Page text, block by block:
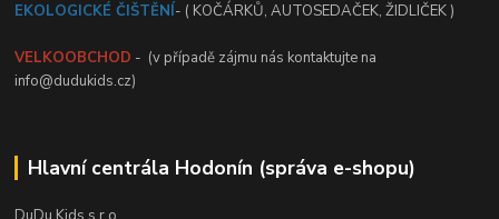
EKOLOGICKÉ ČIŠTĚNÍ- ( KOČÁRKŮ, AUTOSEDAČEK, ŽIDLIČEK )
VELKOOBCHOD - (v případě zájmu nás kontaktujte na
info@dudukids.cz)
Hlavní centrála Hodonín (správa e-shopu)